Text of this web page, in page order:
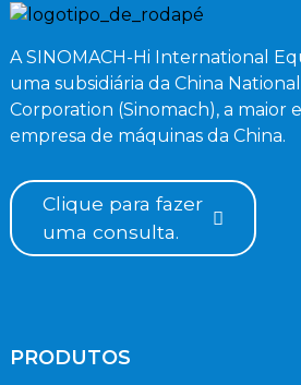
A SINOMACH-Hi International
uma subsidiária da China
Corporation (Sinomach), a maior
empresa de máquinas da China.
Clique para fazer
uma consulta.
PRODUTOS